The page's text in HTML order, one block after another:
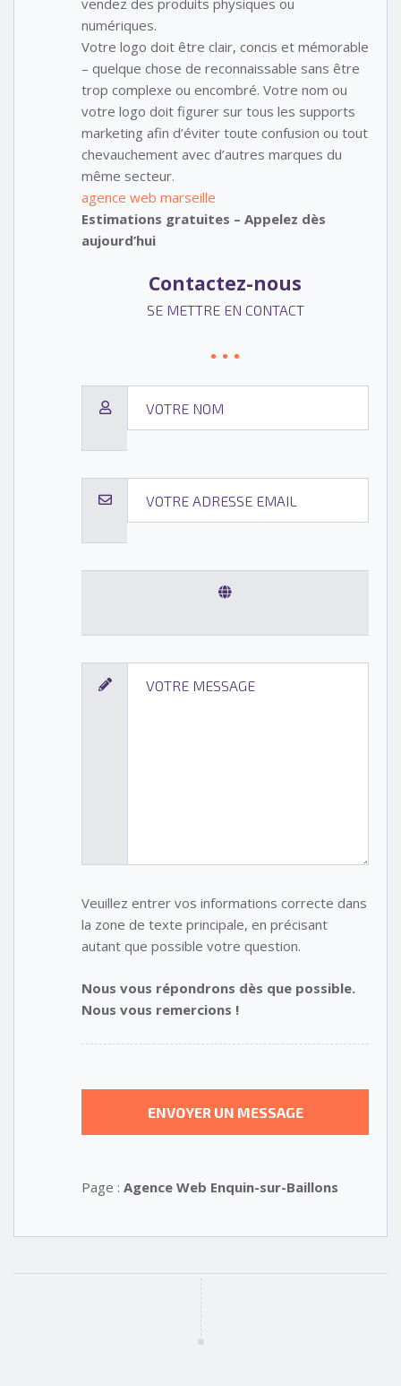
vendez des produits physiques ou
numériques.
Votre logo doit être clair, concis et mémorable
– quelque chose de reconnaissable sans être
trop complexe ou encombré. Votre nom ou
votre logo doit figurer sur tous les supports
marketing afin d’éviter toute confusion ou tout
chevauchement avec d’autres marques du
même secteur.
agence web marseille
Estimations gratuites – Appelez dès
aujourd’hui
Contactez-nous
SE METTRE EN CONTACT
Veuillez entrer vos informations correcte dans
la zone de texte principale, en précisant
autant que possible votre question.
Nous vous répondrons dès que possible.
Nous vous remercions !
Page : Agence Web Enquin-sur-Baillons